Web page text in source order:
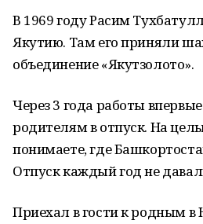
В 1969 году Расим
Якутию. Там его приняли
объединение «Якутзолото».
Через 3 года работы
родителям в отпуск. На
понимаете, где
Отпуск каждый год не
Приехал в гости к родным в